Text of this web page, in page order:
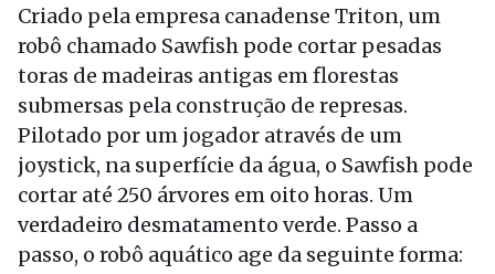
Criado pela empresa canadense Triton, um
robô chamado Sawfish pode cortar pesadas
toras de madeiras antigas em florestas
submersas pela construção de represas.
Pilotado por um jogador através de um
joystick, na superfície da água, o Sawfish pode
cortar até 250 árvores em oito horas. Um
verdadeiro desmatamento verde. Passo a
passo, o robô aquático age da seguinte forma: